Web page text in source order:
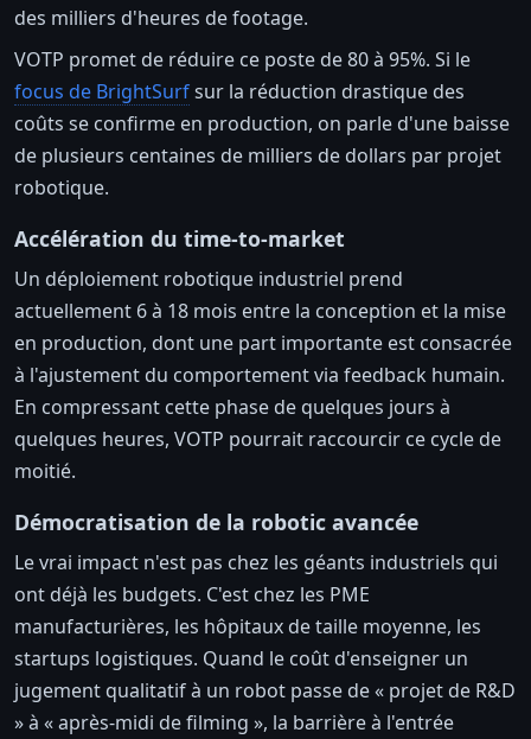
des milliers d'heures de footage.
VOTP promet de réduire ce poste de 80 à 95%. Si le
focus de BrightSurfsur la réduction drastique des
coûts se confirme en production, on parle d'une baisse
de plusieurs centaines de milliers de dollars par projet
robotique.
Accélération du time-to-market
Un déploiement robotique industriel prend
actuellement 6 à 18 mois entre la conception et la mise
en production, dont une part importante est consacrée
à l'ajustement du comportement via feedback humain.
En compressant cette phase de quelques jours à
quelques heures, VOTP pourrait raccourcir ce cycle de
moitié.
Démocratisation de la robotic avancée
Le vrai impact n'est pas chez les géants industriels qui
ont déjà les budgets. C'est chez les PME
manufacturières, les hôpitaux de taille moyenne, les
startups logistiques. Quand le coût d'enseigner un
jugement qualitatif à un robot passe de « projet de R&D
» à « après-midi de filming », la barrière à l'entrée